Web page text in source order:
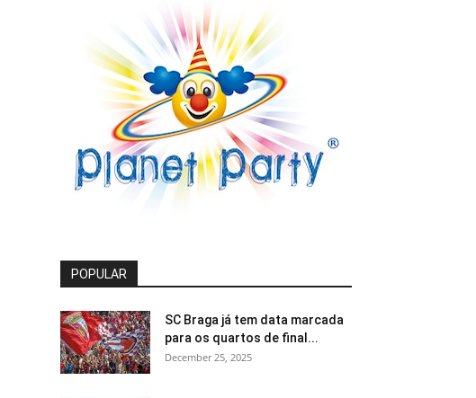
POPULAR
SC Braga já tem data marcada
para os quartos de final...
December 25, 2025